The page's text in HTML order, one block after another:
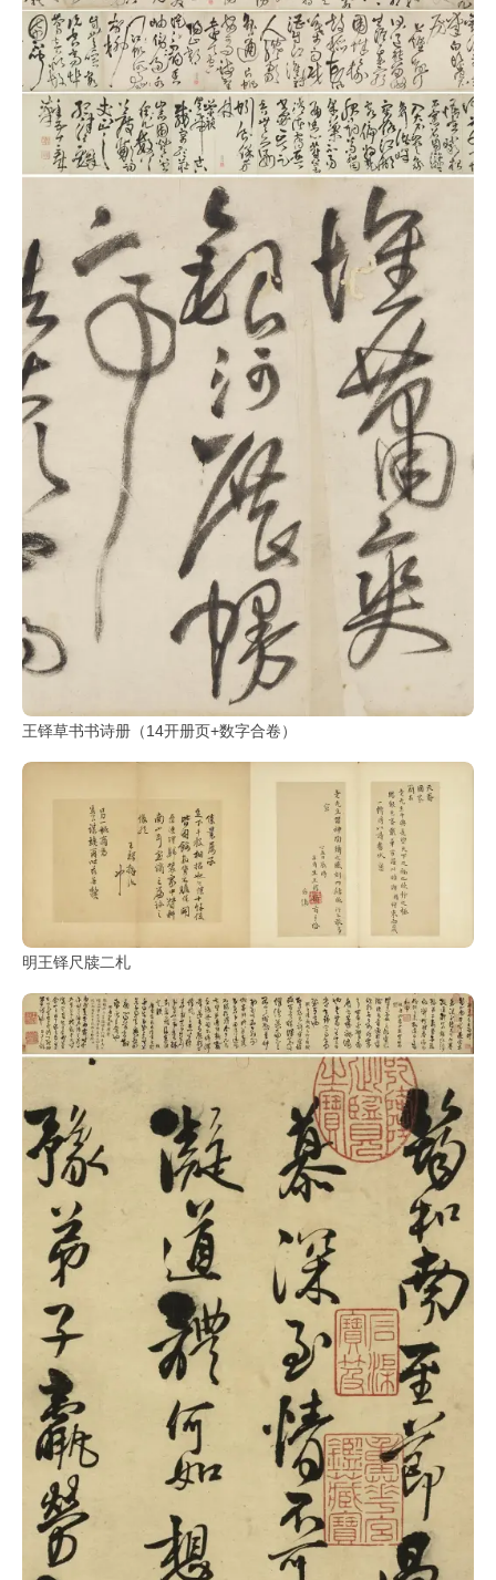
王铎草书书诗册（14开册页+数字合卷）
明王铎尺牍二札